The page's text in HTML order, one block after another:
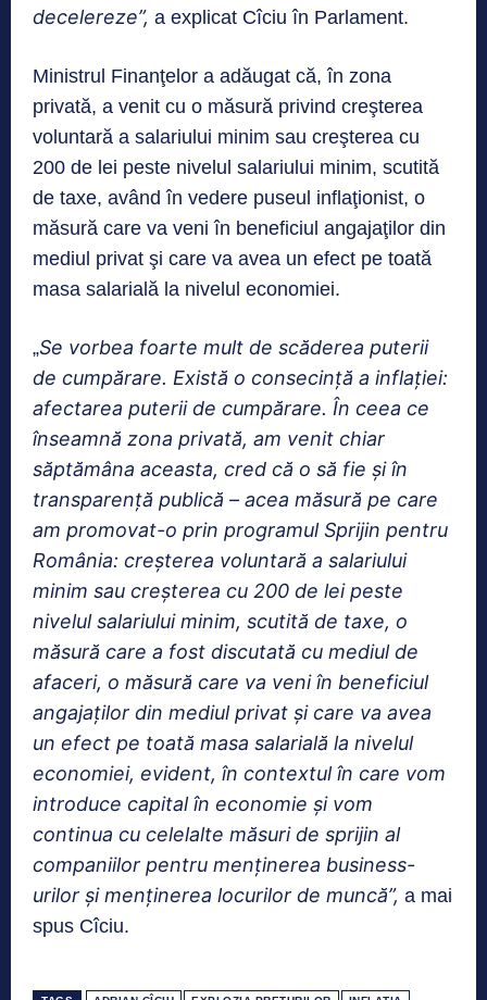
decelereze”, a explicat Cîciu în Parlament.
Ministrul Finanţelor a adăugat că, în zona
privată, a venit cu o măsură privind creşterea
voluntară a salariului minim sau creşterea cu
200 de lei peste nivelul salariului minim, scutită
de taxe, având în vedere puseul inflaţionist, o
măsură care va veni în beneficiul angajaţilor din
mediul privat şi care va avea un efect pe toată
masa salarială la nivelul economiei.
„Se vorbea foarte mult de scăderea puterii
de cumpărare. Există o consecinţă a inflaţiei:
afectarea puterii de cumpărare. În ceea ce
înseamnă zona privată, am venit chiar
săptămâna aceasta, cred că o să fie şi în
transparenţă publică – acea măsură pe care
am promovat-o prin programul Sprijin pentru
România: creşterea voluntară a salariului
minim sau creşterea cu 200 de lei peste
nivelul salariului minim, scutită de taxe, o
măsură care a fost discutată cu mediul de
afaceri, o măsură care va veni în beneficiul
angajaţilor din mediul privat şi care va avea
un efect pe toată masa salarială la nivelul
economiei, evident, în contextul în care vom
introduce capital în economie şi vom
continua cu celelalte măsuri de sprijin al
companiilor pentru menţinerea business-
urilor şi menţinerea locurilor de muncă”, a mai
spus Cîciu.